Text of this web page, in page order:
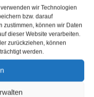
wir Technologien
bzw. darauf
zustimmen, können wir Daten
dieser Website verarbeiten.
zurückziehen, können
werden.
alte prestazioni
correttamente)
a lungo termine